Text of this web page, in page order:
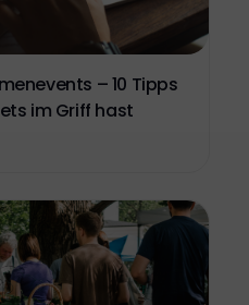
– 10 Tipps
im Griff hast